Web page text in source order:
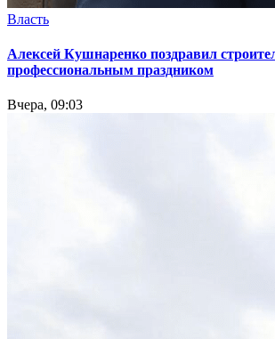
Власть
Алексей Кушнаренко поздравил
профессиональным праздником
Вчера, 09:03